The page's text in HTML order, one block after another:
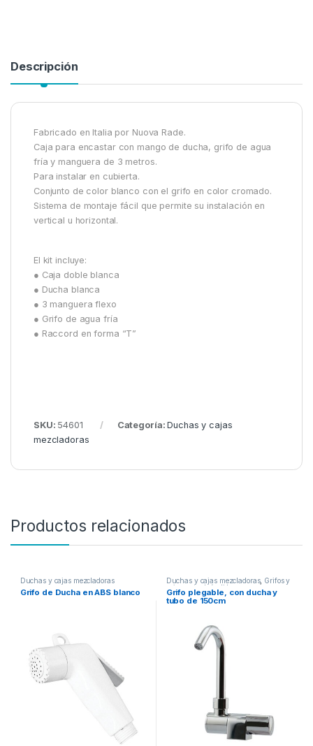
Descripción
Fabricado en Italia por Nuova Rade.
Caja para encastar con mango de ducha, grifo de agua
fría y manguera de 3 metros.
Para instalar en cubierta.
Conjunto de color blanco con el grifo en color cromado.
Sistema de montaje fácil que permite su instalación en
vertical u horizontal.
El kit incluye:
● Caja doble blanca
● Ducha blanca
● 3 manguera flexo
● Grifo de agua fría
● Raccord en forma “T”
SKU: 54601 Categoría:Duchas y cajas
mezcladoras
Productos relacionados
Duchas y cajas mezcladoras
Grifo de Ducha en ABS blanco
Duchas y cajas mezcladoras, Grifos y
cajas entrada/salida
Grifo plegable, con ducha y
tubo de 150cm